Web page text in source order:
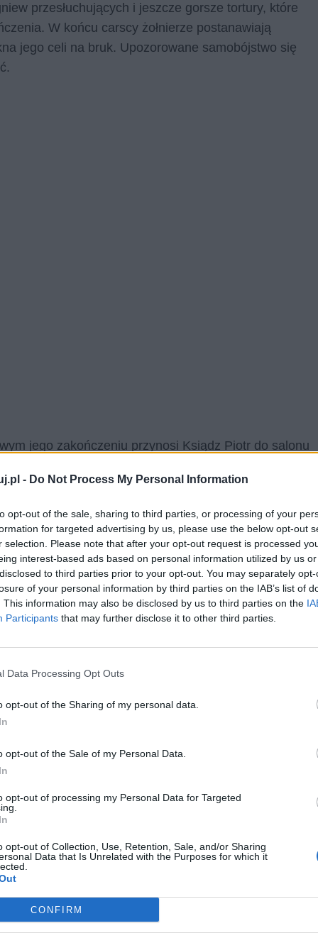
- Do Not Process My Personal Information
opt-out of the sale, sharing to third parties, or processing of your
for targeted advertising by us, please use the below opt-out
selection. Please note that after your opt-out request is processed
interest-based ads based on personal information utilized by us
to third parties prior to your opt-out. You may separately
of your personal information by third parties on the IAB’s list of
This information may also be disclosed by us to third parties on the
Participants that may further disclose it to other third parties.
Data Processing Opt Outs
opt-out of the Sharing of my personal data.
opt-out of the Sale of my Personal Data.
opt-out of processing my Personal Data for Targeted
opt-out of Collection, Use, Retention, Sale, and/or Sharing
Data that Is Unrelated with the Purposes for which it
CONFIRM
przesłuchujących i jeszcze gorsze tortury, które
W końcu carscy żołnierze postanawiają
jego celi na bruk. Upozorowane samobójstwo się
jego zakończeniu przynosi Ksiądz Piotr do salonu
się, że kobieta codziennie odwiedzała carskiego
jedynym żywicielem dwuosobowej rodziny.
matką, starą, schorowaną i niewidomą kobietą.
groziła głodowa śmierć w zupełnym
by wypuścił jej syna na wolność, bo ten jest
ponieważ mówi kobiecie, że uwolni jej syna,
ale po kryjomu każe uwięzić również ją samą.
jest dla niej straszliwym ciosem.
a panią Rollisonową i Rollisona, jako
przez oprawców dręczących jego naród,
mu się jednak przeżyć. Jego matka wstawia
łez, by tylko pomóc swojemu synowi. Taka często
odczytywaniu całości dzieła Adama Mickiewicza.
problem i uzasadnij swoje zdanie, odwołując
do całego utworu Adama Mickiewicza oraz do
Omów zagadnienie na podstawie Dziadów
uwzględnij również wybrany kontekst.